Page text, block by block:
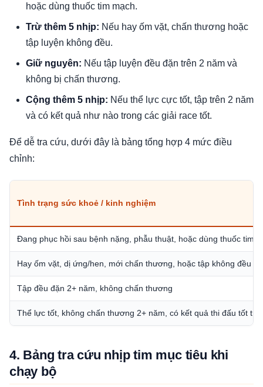
hoặc dùng thuốc tim mạch.
Trừ thêm 5 nhịp: Nếu hay ốm vặt, chấn thương hoặc
tập luyện không đều.
Giữ nguyên: Nếu tập luyện đều đặn trên 2 năm và
không bị chấn thương.
Cộng thêm 5 nhịp: Nếu thể lực cực tốt, tập trên 2 năm
và có kết quả như nào trong các giải race tốt.
Để dễ tra cứu, dưới đây là bảng tổng hợp 4 mức điều
chỉnh:
Tình trạng sức khoẻ / kinh nghiệm
Đang phục hồi sau bệnh nặng, phẫu thuật, hoặc dùng thuốc tim
Hay ốm vặt, dị ứng/hen, mới chấn thương, hoặc tập không đều
Tập đều đặn 2+ năm, không chấn thương
Thể lực tốt, không chấn thương 2+ năm, có kết quả thi đấu tốt
4. Bảng tra cứu nhịp tim mục tiêu khi
chạy bộ